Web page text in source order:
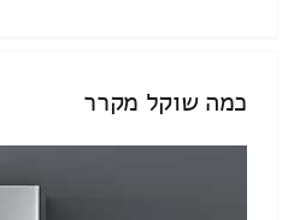
כמה שוקל מקרר